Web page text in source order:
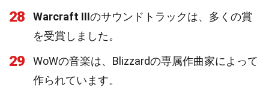
28 Warcraft IIIのサウンドトラックは、多くの賞
を受賞しました。
29
WoWの音楽は、Blizzardの専属作曲家によって
作られています。